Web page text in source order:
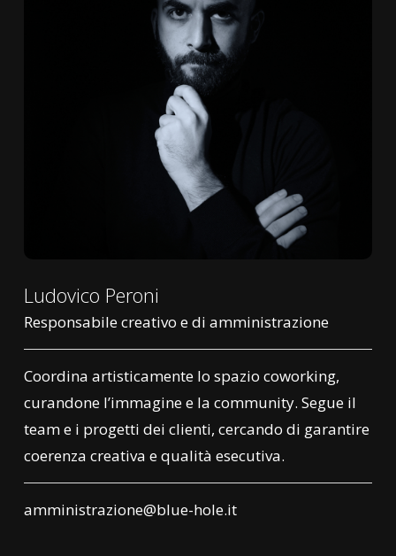
Ludovico Peroni
Responsabile creativo e di amministrazione
Coordina artistica­mente lo spazio coworking,
curandone l’immagine e la community. Segue il
team e i progetti dei clienti, cercando di garantire
coerenza creativa e qualità esecutiva.
amministrazione@blue-hole.it